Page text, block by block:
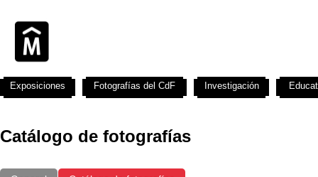
Catálogo de fotografías
Exposiciones Fotografías del CdF Investigación